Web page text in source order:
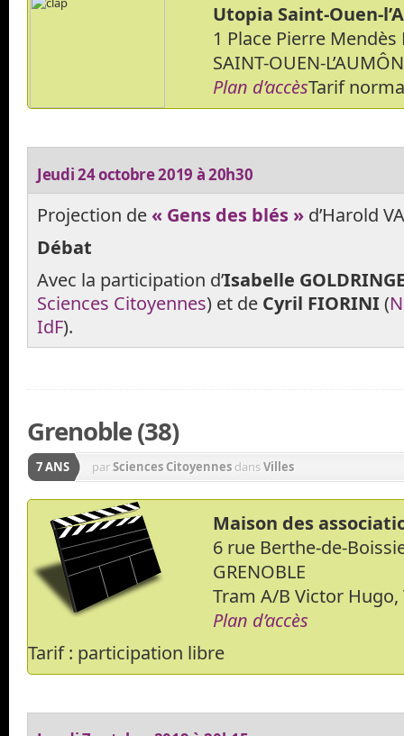
Utopia Saint-Ouen-
1 Place Pierre Mendès
SAINT-OUEN-
Plan d’accèsTarif
Jeudi 24 octobre 2019 à 20h30
Projection de « Gens des blés » d’Harold
Débat
Avec la participation d’Isabelle
Sciences Citoyennes) et de Cyril FIORINI(
IdF).
Grenoble (38)
7 ANS parSciences Citoyennes dansVilles
Maison des
6 rue Berthe-de-
GRENOBLE
Tram A/B Victor
Plan d’accès
Tarif : participation libre